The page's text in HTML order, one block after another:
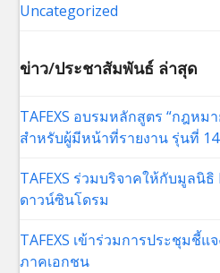
Uncategorized
ข่าว/ประชาสัมพันธ์ ล่าสุด
TAFEXS อบรมหลักสูตร “กฎหม
สำหรับผู้มีหน้าที่รายงาน รุ่นที่ 14
TAFEXS ร่วมบริจาคให้กับมูลนิธิ
ดาวน์ซินโดรม
TAFEXS เข้าร่วมการประชุมชี้แ
ภาคเอกชน